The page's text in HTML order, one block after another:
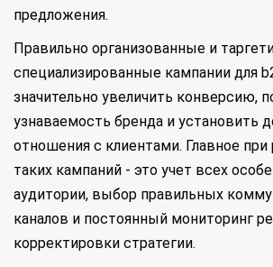
предложения.
Правильно организованные и
специализированные кампании для
значительно увеличить конверсию,
узнаваемость бренда и установить
отношения с клиентами. Главное при
таких кампаний - это учет всех
аудитории, выбор правильных
каналов и постоянный мониторинг
корректировки стратегии.